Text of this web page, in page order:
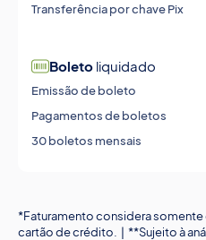
Transferência por chave Pix
Boleto liquidado
Emissão de boleto
Pagamentos de boletos
30 boletos mensais
*Faturamento considera
cartão de crédito. | **Sujeito à